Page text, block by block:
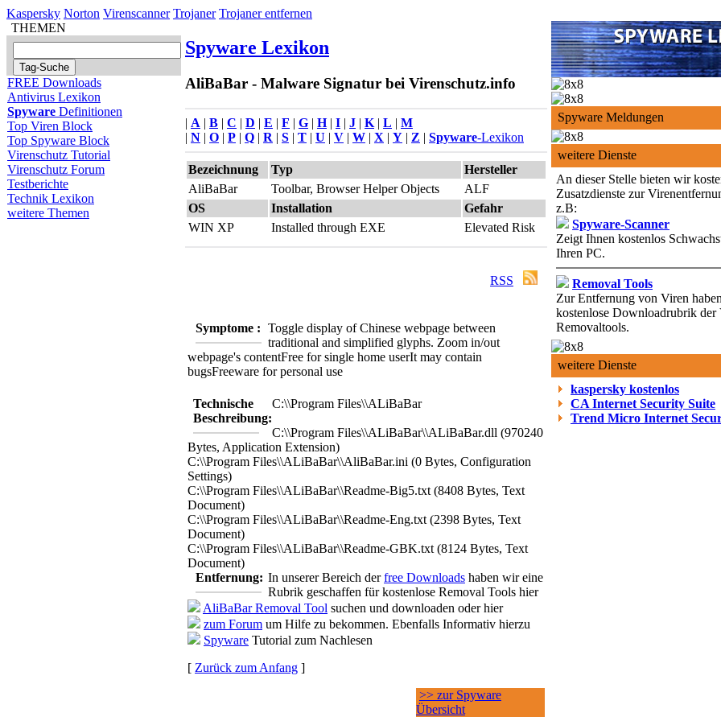
Kaspersky Norton Virenscanner Trojaner Trojaner entfernen
THEMEN
FREE Downloads
Antivirus Lexikon
Spyware Definitionen
Top Viren Block
Top Spyware Block
Virenschutz Tutorial
Virenschutz Forum
Testberichte
Technik Lexikon
weitere Themen
Spyware Lexikon
AliBaBar - Malware Signatur bei Virenschutz.info
| A | B | C | D | E | F | G | H| I | J | K | L | M
| N | O | P | Q | R | S | T | U | V | W | X | Y | Z | Spyware-Lexikon
Bezeichnung Typ
Hersteller
AliBaBar
Toolbar, Browser Helper Objects
ALF
OS
Installation
Gefahr
WIN XP
Installed through EXE Elevated Risk
RSS
Symptome : Toggle display of Chinese webpage between
traditional and simplified glyphs. Zoom in/out
webpage's contentFree for single home userIt may contain
bugsFreeware for personal use
Technische
Beschreibung:
C:\\Program Files\\ALiBaBar
C:\\Program Files\\ALiBaBar\\ALiBaBar.dll (970240
Bytes, Application Extension)
C:\\Program Files\\ALiBaBar\\AliBaBar.ini (0 Bytes, Configuration
Settings)
C:\\Program Files\\ALiBaBar\\Readme-Big5.txt (8408 Bytes, Text
Document)
C:\\Program Files\\ALiBaBar\\Readme-Eng.txt (2398 Bytes, Text
Document)
C:\\Program Files\\ALiBaBar\\Readme-GBK.txt (8124 Bytes, Text
Document)
Entfernung: In unserer Bereich derfree Downloads haben wir eine
Rubrik geschaffen für kostenlose Removal Tools hier
AliBaBar Removal Tool suchen und downloaden oder hier
zum Forum um Hilfe zu bekommen. Ebenfalls Informativ hierzu
Spyware Tutorial zum Nachlesen
[ Zurück zum Anfang ]
>> zur Spyware
Übersicht
Spyware Meldungen
weitere Dienste
An dieser Stelle bieten wir
Zusatzdienste zur
z.B:
Spyware-Scanner
Zeigt Ihnen kostenlos
Ihren PC.
Removal Tools
Zur Entfernung von Viren
kostenlose Downloadrubrik der
Removaltools.
weitere Dienste
kaspersky kostenlos
CA Internet Security Suite
Trend Micro Internet